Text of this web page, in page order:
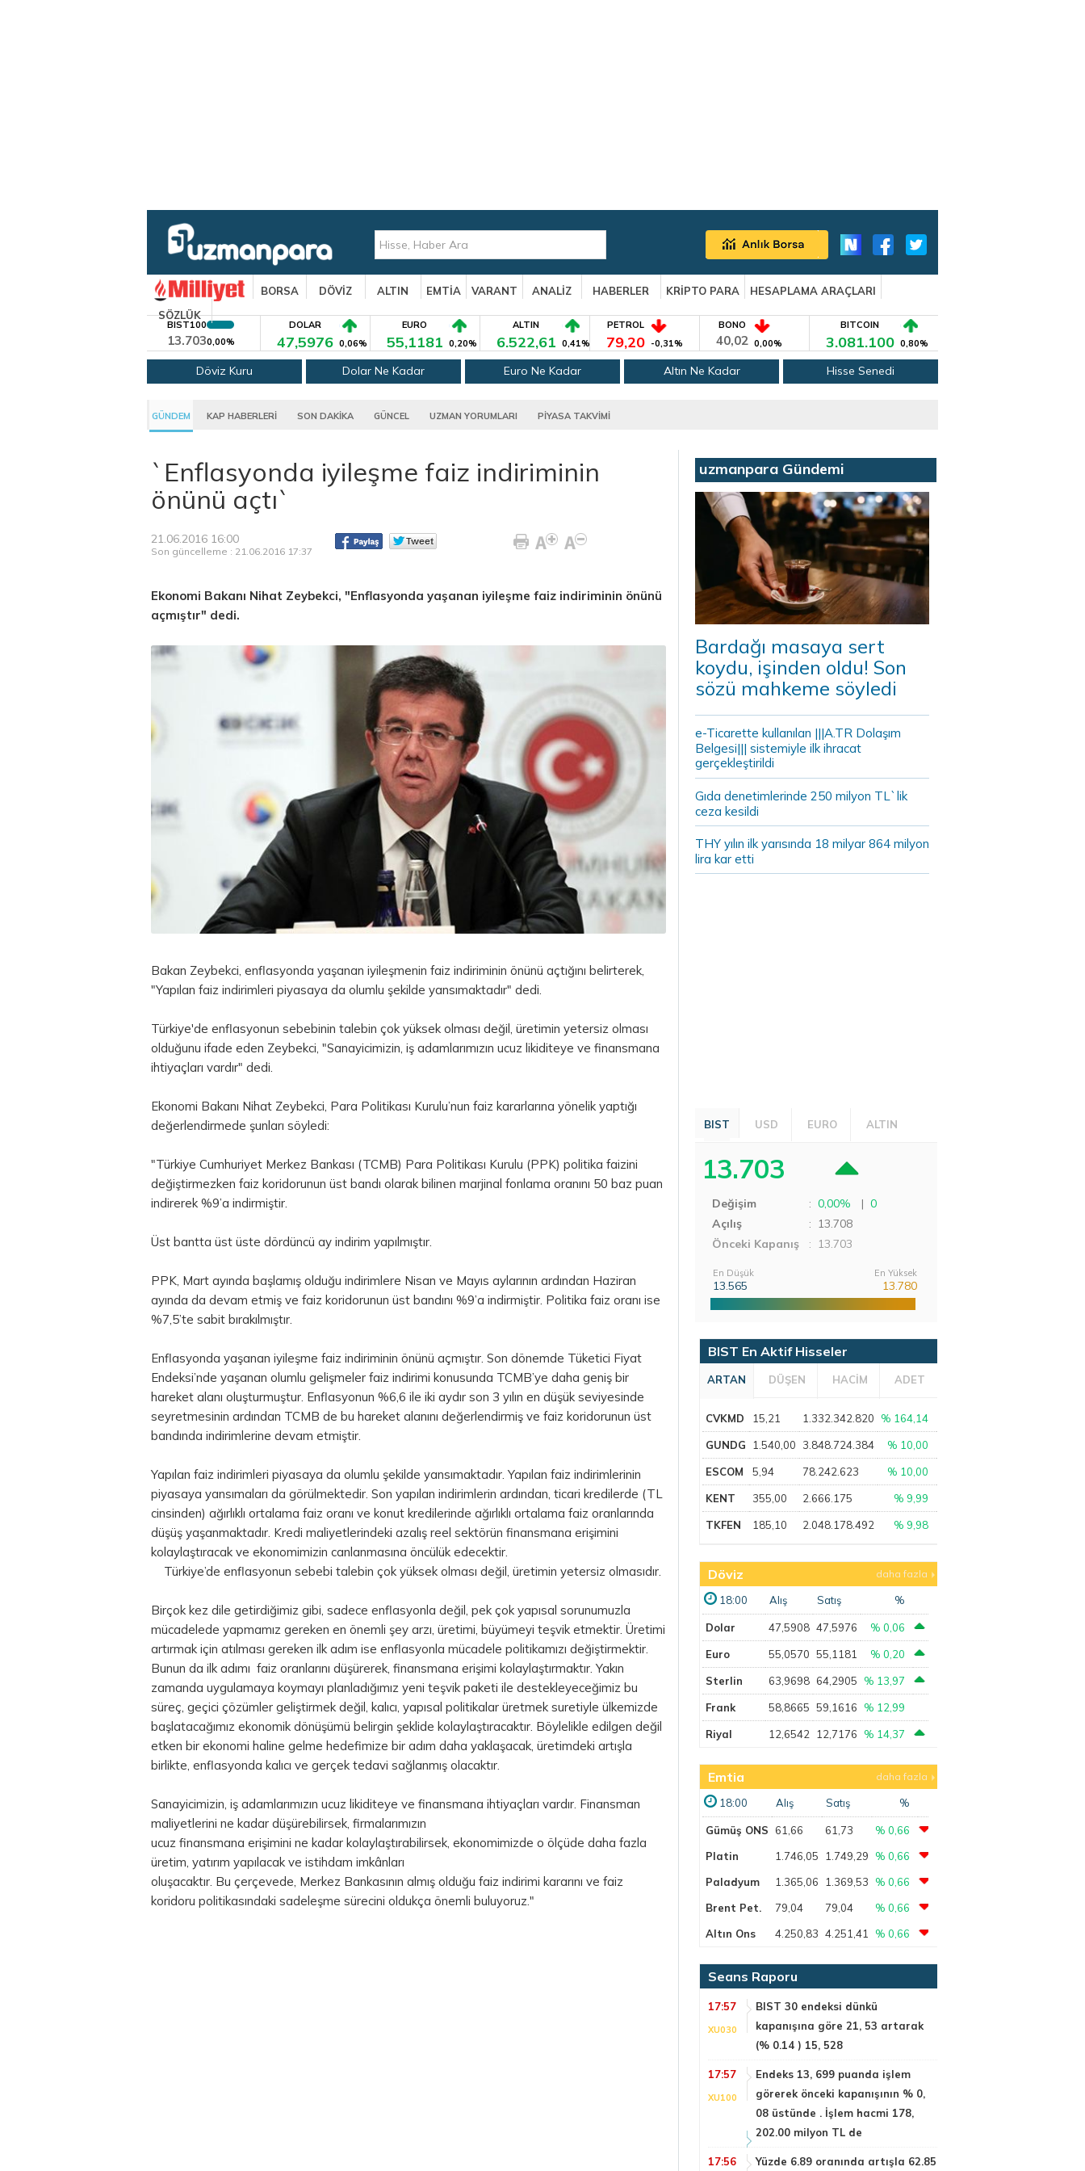
BORSA DÖVİZ ALTIN EMTİA VARANT ANALİZ HABERLER KRİPTO PARA
HESAPLAMA ARAÇLARI
SÖZLÜK
BIST100
13.7030,00%
DOLAR
47,5976 0,06%
EURO
55,1181 0,20%
ALTIN
6.522,61 0,41%
PETROL
79,20 -0,31%
BONO
40,02 0,00%
BITCOIN
3.081.100 0,80%
Döviz Kuru Dolar Ne Kadar Euro Ne Kadar Altın Ne Kadar Hisse Senedi
GÜNDEM KAP HABERLERİ SON DAKİKA GÜNCEL UZMAN YORUMLARI PİYASA TAKVİMİ
`Enflasyonda iyileşme faiz indiriminin
önünü açtı`
21.06.2016 16:00
Son güncelleme : 21.06.2016 17:37
Ekonomi Bakanı Nihat Zeybekci, "Enflasyonda yaşanan iyileşme faiz indiriminin önünü
açmıştır" dedi.
Bakan Zeybekci, enflasyonda yaşanan iyileşmenin faiz indiriminin önünü açtığını belirterek,
"Yapılan faiz indirimleri piyasaya da olumlu şekilde yansımaktadır" dedi.
Türkiye'de enflasyonun sebebinin talebin çok yüksek olması değil, üretimin yetersiz olması
olduğunu ifade eden Zeybekci, "Sanayicimizin, iş adamlarımızın ucuz likiditeye ve finansmana
ihtiyaçları vardır" dedi.
Ekonomi Bakanı Nihat Zeybekci, Para Politikası Kurulu’nun faiz kararlarına yönelik yaptığı
değerlendirmede şunları söyledi:
"Türkiye Cumhuriyet Merkez Bankası (TCMB) Para Politikası Kurulu (PPK) politika faizini
değiştirmezken faiz koridorunun üst bandı olarak bilinen marjinal fonlama oranını 50 baz puan
indirerek %9’a indirmiştir.
Üst bantta üst üste dördüncü ay indirim yapılmıştır.
PPK, Mart ayında başlamış olduğu indirimlere Nisan ve Mayıs aylarının ardından Haziran
ayında da devam etmiş ve faiz koridorunun üst bandını %9’a indirmiştir. Politika faiz oranı ise
%7,5’te sabit bırakılmıştır.
Enflasyonda yaşanan iyileşme faiz indiriminin önünü açmıştır. Son dönemde Tüketici Fiyat
Endeksi’nde yaşanan olumlu gelişmeler faiz indirimi konusunda TCMB’ye daha geniş bir
hareket alanı oluşturmuştur. Enflasyonun %6,6 ile iki aydır son 3 yılın en düşük seviyesinde
seyretmesinin ardından TCMB de bu hareket alanını değerlendirmiş ve faiz koridorunun üst
bandında indirimlerine devam etmiştir.
Yapılan faiz indirimleri piyasaya da olumlu şekilde yansımaktadır. Yapılan faiz indirimlerinin
piyasaya yansımaları da görülmektedir. Son yapılan indirimlerin ardından, ticari kredilerde (TL
cinsinden) ağırlıklı ortalama faiz oranı ve konut kredilerinde ağırlıklı ortalama faiz oranlarında
düşüş yaşanmaktadır. Kredi maliyetlerindeki azalış reel sektörün finansmana erişimini
kolaylaştıracak ve ekonomimizin canlanmasına öncülük edecektir.
Türkiye’de enflasyonun sebebi talebin çok yüksek olması değil, üretimin yetersiz olmasıdır.
Birçok kez dile getirdiğimiz gibi, sadece enflasyonla değil, pek çok yapısal sorunumuzla
mücadelede yapmamız gereken en önemli şey arzı, üretimi, büyümeyi teşvik etmektir. Üretimi
artırmak için atılması gereken ilk adım ise enflasyonla mücadele politikamızı değiştirmektir.
Bunun da ilk adımı faiz oranlarını düşürerek, finansmana erişimi kolaylaştırmaktır. Yakın
zamanda uygulamaya koymayı planladığımız yeni teşvik paketi ile destekleyeceğimiz bu
süreç, geçici çözümler geliştirmek değil, kalıcı, yapısal politikalar üretmek suretiyle ülkemizde
başlatacağımız ekonomik dönüşümü belirgin şeklide kolaylaştıracaktır. Böylelikle edilgen değil
etken bir ekonomi haline gelme hedefimize bir adım daha yaklaşacak, üretimdeki artışla
birlikte, enflasyonda kalıcı ve gerçek tedavi sağlanmış olacaktır.
Sanayicimizin, iş adamlarımızın ucuz likiditeye ve finansmana ihtiyaçları vardır. Finansman
maliyetlerini ne kadar düşürebilirsek, firmalarımızın
ucuz finansmana erişimini ne kadar kolaylaştırabilirsek, ekonomimizde o ölçüde daha fazla
üretim, yatırım yapılacak ve istihdam imkânları
oluşacaktır. Bu çerçevede, Merkez Bankasının almış olduğu faiz indirimi kararını ve faiz
koridoru politikasındaki sadeleşme sürecini oldukça önemli buluyoruz."
uzmanpara Gündemi
Bardağı masaya sert
koydu, işinden oldu! Son
sözü mahkeme söyledi
e-Ticarette kullanılan |||A.TR Dolaşım
Belgesi||| sistemiyle ilk ihracat
gerçekleştirildi
Gıda denetimlerinde 250 milyon TL`lik
ceza kesildi
THY yılın ilk yarısında 18 milyar 864 milyon
lira kar etti
BIST USD EURO ALTIN
13.703
Değişim : 0,00% | 0
Açılış
: 13.708
Önceki Kapanış
: 13.703
En Düşük
13.565
En Yüksek
13.780
BIST En Aktif Hisseler
ARTAN DÜŞEN HACİM ADET
CVKMD 15,21 1.332.342.820 % 164,14
GUNDG 1.540,00 3.848.724.384 % 10,00
ESCOM 5,94 78.242.623 % 10,00
KENT 355,00 2.666.175 % 9,99
TKFEN 185,10 2.048.178.492 % 9,98
Döviz daha fazla
18:00 Alış Satış %
Dolar 47,5908 47,5976 % 0,06
Euro 55,0570 55,1181 % 0,20
Sterlin 63,9698 64,2905 % 13,97
Frank 58,8665 59,1616 % 12,99
Riyal 12,6542 12,7176 % 14,37
Emtia daha fazla
18:00 Alış Satış %
Gümüş ONS 61,66 61,73
% 0,66
Platin
1.746,05 1.749,29
% 0,66
Paladyum
1.365,06 1.369,53
% 0,66
Brent Pet.
79,04 79,04
% 0,66
Altın Ons
4.250,83 4.251,41 % 0,66
Seans Raporu
17:57
XU030
BIST 30 endeksi dünkü
kapanışına göre 21, 53 artarak
(% 0.14 ) 15, 528
17:57
XU100
Endeks 13, 699 puanda işlem
görerek önceki kapanışının % 0,
08 üstünde . İşlem hacmi 178,
202.00 milyon TL de
17:56
Yüzde 6.89 oranında artışla 62.85